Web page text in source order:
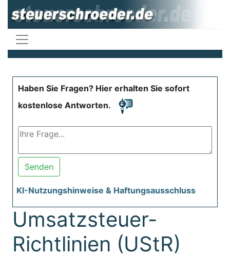
Haben Sie Fragen? Hier erhalten Sie sofort
kostenlose Antworten.
Senden
KI-Nutzungshinweise & Haftungsausschluss
Umsatzsteuer-
Richtlinien (UStR)